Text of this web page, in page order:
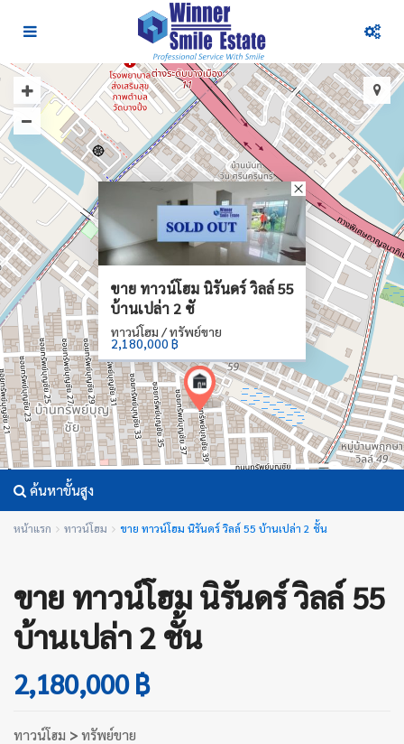
ขาย ทาวน์โฮม นิรันดร์ วิลล์ 55
บ้านเปล่า 2 ชั
ทาวน์โฮม / ทรัพย์ขาย
2,180,000 ฿
ค้นหาขั้นสูง
หน้าแรก ทาวน์โฮม ขาย ทาวน์โฮม นิรันดร์ วิลล์ 55 บ้านเปล่า 2 ชั้น
ขาย ทาวน์โฮม นิรันดร์ วิลล์ 55
บ้านเปล่า 2 ชั้น
2,180,000 ฿
ทาวน์โฮม > ทรัพย์ขาย